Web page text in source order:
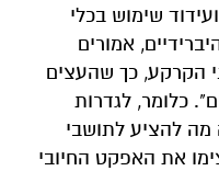
שימוש בכלי
אמורים
הקרקע, כך שהעצים
כלומר, לגדרות
מה להציע לתושבי
את האפקט החיובי